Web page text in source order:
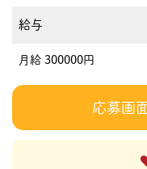
給与
月給 300000円
応募画